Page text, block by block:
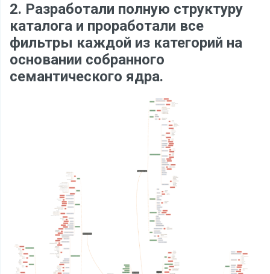
2. Разработали полную структуру
каталога и проработали все
фильтры каждой из категорий на
основании собранного
семантического ядра.